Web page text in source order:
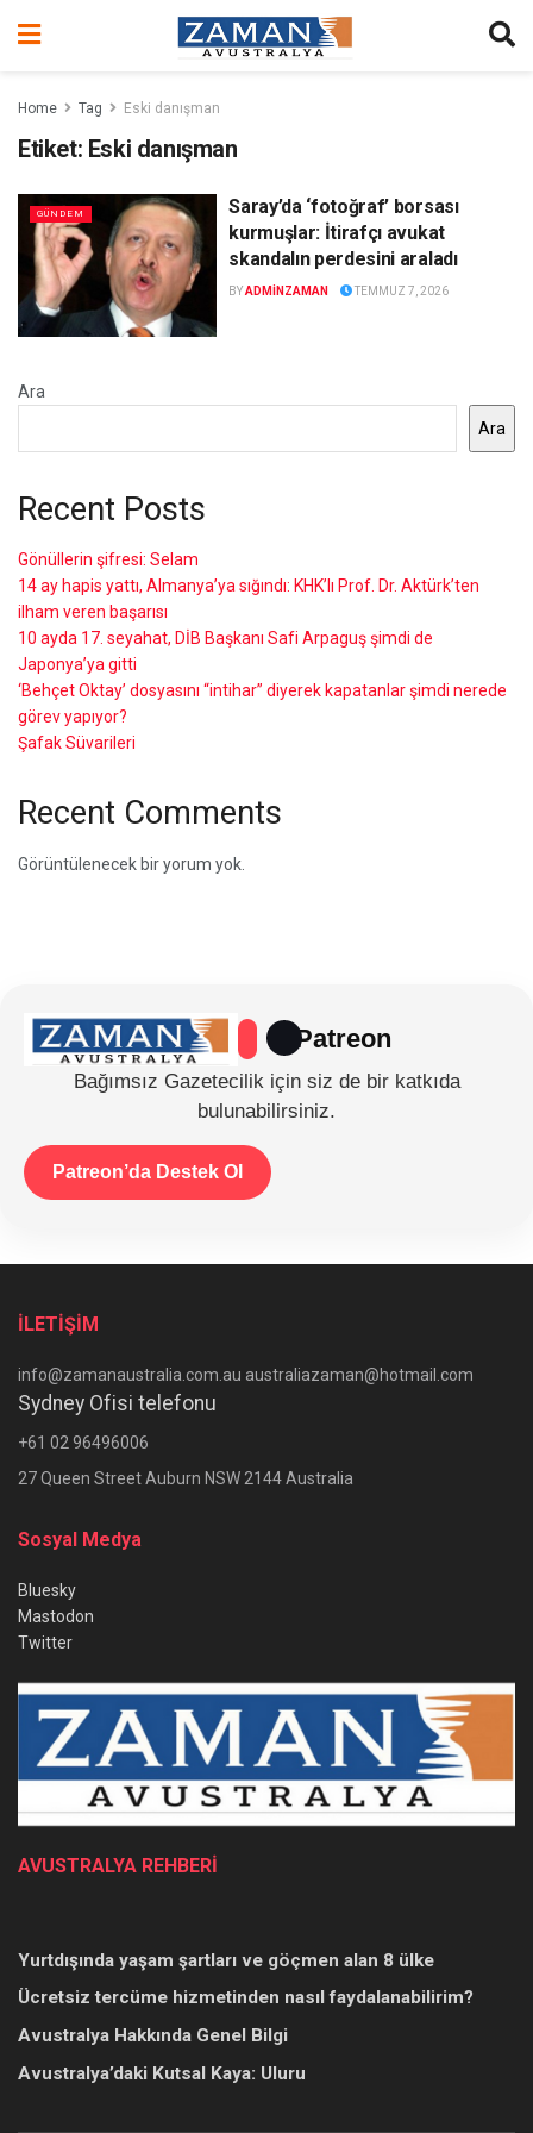
Home Tag Eski danışman
Etiket: Eski danışman
GÜNDEM
Saray’da ‘fotoğraf’ borsası
kurmuşlar: İtirafçı avukat
skandalın perdesini araladı
BYADMINZAMAN TEMMUZ 7, 2026
Ara
Ara
Recent Posts
Gönüllerin şifresi: Selam
14 ay hapis yattı, Almanya’ya sığındı: KHK’lı Prof. Dr. Aktürk’ten
ilham veren başarısı
10 ayda 17. seyahat, DİB Başkanı Safi Arpaguş şimdi de
Japonya’ya gitti
‘Behçet Oktay’ dosyasını “intihar” diyerek kapatanlar şimdi nerede
görev yapıyor?
Şafak Süvarileri
Recent Comments
Görüntülenecek bir yorum yok.
Patreon
Bağımsız Gazetecilik için siz de bir katkıda
bulunabilirsiniz.
Patreon’da Destek Ol
İLETİŞİM
info@zamanaustralia.com.au australiazaman@hotmail.com
Sydney Ofisi telefonu
+61 02 96496006
27 Queen Street Auburn NSW 2144 Australia
Sosyal Medya
Bluesky
Mastodon
Twitter
AVUSTRALYA REHBERİ
Yurtdışında yaşam şartları ve göçmen alan 8 ülke
Ücretsiz tercüme hizmetinden nasıl faydalanabilirim?
Avustralya Hakkında Genel Bilgi
Avustralya’daki Kutsal Kaya: Uluru